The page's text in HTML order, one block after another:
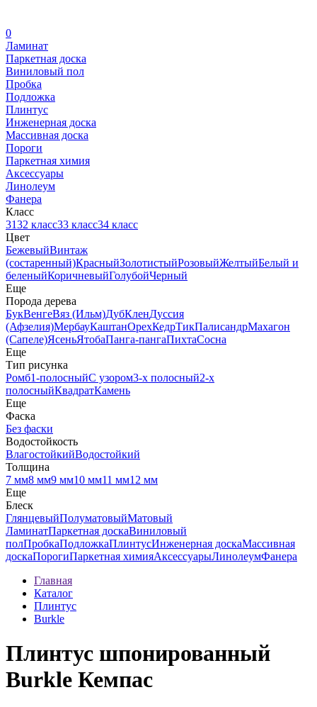
0
Ламинат
Паркетная доска
Виниловый пол
Пробка
Подложка
Плинтус
Инженерная доска
Массивная доска
Пороги
Паркетная химия
Аксессуары
Линолеум
Фанера
Класс
3132 класс33 класс34 класс
Цвет
БежевыйВинтаж
(состаренный)КрасныйЗолотистыйРозовыйЖелтыйБелый и
беленыйКоричневыйГолубойЧерный
Еще
Порода дерева
БукВенгеВяз (Ильм)ДубКленДуссия
(Афзелия)МербауКаштанОрехКедрТикПалисандрМахагон
(Сапеле)ЯсеньЯтобаПанга-пангаПихтаСосна
Еще
Тип рисунка
Ромб1-полосныйС узором3-х полосный2-х
полосныйКвадратКамень
Еще
Фаска
Без фаски
Водостойкость
ВлагостойкийВодостойкий
Толщина
7 мм8 мм9 мм10 мм11 мм12 мм
Еще
Блеск
ГлянцевыйПолуматовыйМатовый
ЛаминатПаркетная доскаВиниловый
полПробкаПодложкаПлинтусИнженерная доскаМассивная
доскаПорогиПаркетная химияАксессуарыЛинолеумФанера
Главная
Каталог
Плинтус
Burkle
Плинтус шпонированный
Burkle Кемпас